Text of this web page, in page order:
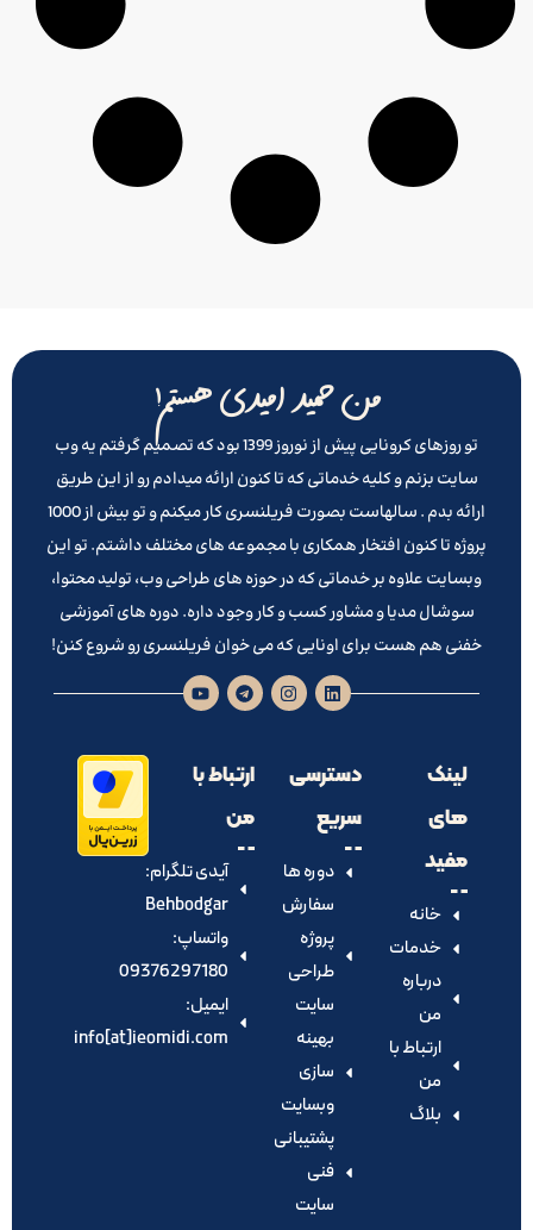
من حمید امیدی هستم!
تو روزهای کرونایی پیش از نوروز 1399 بود که تصمیم گرفتم یه وب
سایت بزنم و کلیه خدماتی که تا کنون ارائه میدادم رو از این طریق
ارائه بدم . سالهاست بصورت فریلنسری کار میکنم و تو بیش از 1000
پروژه تا کنون افتخار همکاری با مجموعه های مختلف داشتم. تو این
وبسایت علاوه بر خدماتی که در حوزه های طراحی وب، تولید محتوا،
سوشال مدیا و مشاور کسب و کار وجود داره. دوره های آموزشی
خفنی هم هست برای اونایی که می خوان فریلنسری رو شروع کنن!
لینک
های
مفید
خانه
خدمات
درباره
من
ارتباط با
من
بلاگ
دسترسی
سریع
دوره ها
سفارش
پروژه
طراحی
سایت
بهینه
سازی
وبسایت
پشتیبانی
فنی
سایت
ارتباط با
من
آیدی تلگرام:‌
Behbodgar
واتساپ:
09376297180
ایمیل:
info[at]ieomidi.com